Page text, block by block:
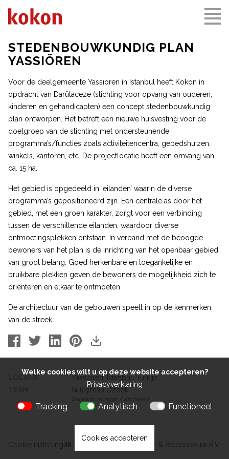
Welke cookies wilt u op deze website accepteren?
Privacyverklaring
Tracking Analytisch Functioneel
Cookies accepteren
STEDENBOUWKUNDIG PLAN
YASSIÖREN
Voor de deelgemeente Yassıören in Istanbul heeft Kokon in
opdracht van Darülaceze (stichting voor opvang van ouderen,
kinderen en gehandicapten) een concept stedenbouwkundig
plan ontworpen. Het betreft een nieuwe huisvesting voor de
doelgroep van de stichting met ondersteunende
programma’s/functies zoals activiteitencentra, gebedshuizen,
winkels, kantoren, etc. De projectlocatie heeft een omvang van
ca. 15 ha.
Het gebied is opgedeeld in ‘eilanden’ waarin de diverse
programma’s gepositioneerd zijn. Een centrale as door het
gebied, met een groen karakter, zorgt voor een verbinding
tussen de verschillende eilanden, waardoor diverse
ontmoetingsplekken ontstaan. In verband met de beoogde
bewoners van het plan is de inrichting van het openbaar gebied
van groot belang. Goed herkenbare en toegankelijke en
bruikbare plekken geven de bewoners de mogelijkheid zich te
oriënteren en elkaar te ontmoeten.
De architectuur van de gebouwen speelt in op de kenmerken
van de streek.
Yassıören, Istanbul, Turkije
Süleyman Özbek
bureaumanager / architect
Cookie instellingen© 2026 Kokon Architectuur & Stedenbouw B.V.